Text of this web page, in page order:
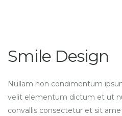
Smile Design
Nullam non condimentum
velit elementum dictum et ut
convallis consectetur et sit